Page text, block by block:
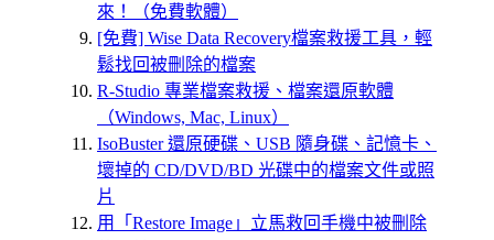
來！（免費軟體）
[免費] Wise Data Recovery檔案救援工具，輕
鬆找回被刪除的檔案
R-Studio 專業檔案救援、檔案還原軟體
（Windows, Mac, Linux）
IsoBuster 還原硬碟、USB 隨身碟、記憶卡、
壞掉的 CD/DVD/BD 光碟中的檔案文件或照
片
用「Restore Image」立馬救回手機中被刪除